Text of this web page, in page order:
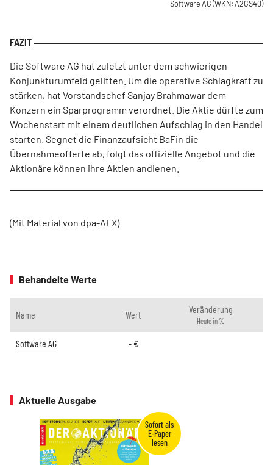
Software AG (WKN: A2GS40)
Die Software AG hat zuletzt unter dem schwierigen
Konjunkturumfeld gelitten. Um die operative Schlagkraft zu
stärken, hat Vorstandschef Sanjay Brahmawar dem
Konzern ein Sparprogramm verordnet. Die Aktie dürfte zum
Wochenstart mit einem deutlichen Aufschlag in den Handel
starten. Segnet die Finanzaufsicht BaFin die
Übernahmeofferte ab, folgt das offizielle Angebot und die
Aktionäre können ihre Aktien andienen.
(Mit Material von dpa-AFX)
Behandelte Werte
Name Wert Veränderung
Heute in %
Software AG -€
Aktuelle Ausgabe